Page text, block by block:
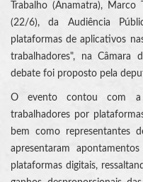
Trabalho (Anamatra),
(22/6), da Audiência
plataformas de aplicativos
trabalhadores", na Câmara
debate foi proposto pela
O evento contou com a
trabalhadores por
bem como representantes
apresentaram
plataformas digitais,